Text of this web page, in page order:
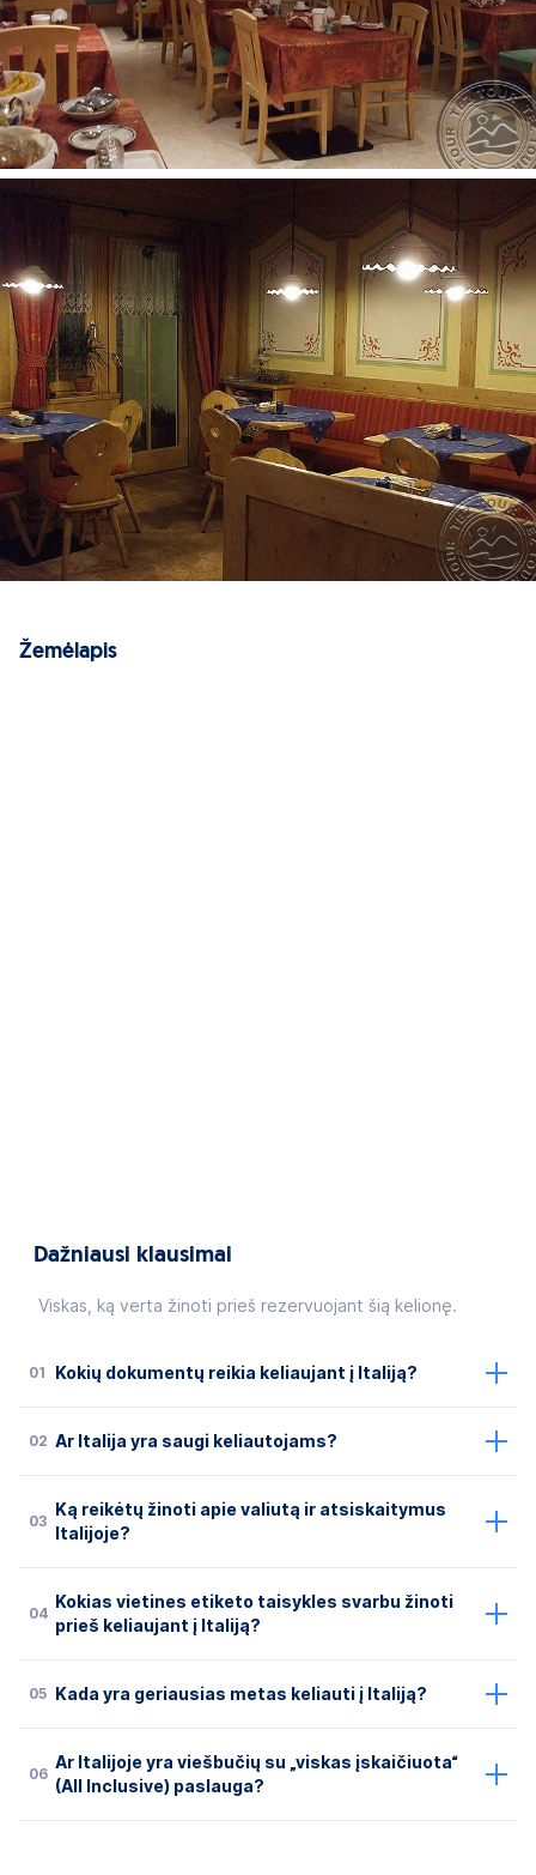
Žemėlapis
Dažniausi klausimai
Viskas, ką verta žinoti prieš rezervuojant šią kelionę.
01 Kokių dokumentų reikia keliaujant į Italiją?
02 Ar Italija yra saugi keliautojams?
03
Ką reikėtų žinoti apie valiutą ir atsiskaitymus
Italijoje?
04
Kokias vietines etiketo taisykles svarbu žinoti
prieš keliaujant į Italiją?
05 Kada yra geriausias metas keliauti į Italiją?
06
Ar Italijoje yra viešbučių su „viskas įskaičiuota“
(All Inclusive) paslauga?